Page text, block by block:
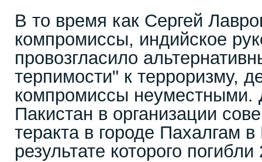
В то время как Сергей
компромиссы, индийское
провозгласило
терпимости" к терроризму,
компромиссы неуместными.
Пакистан в организации
теракта в городе Пахалгам
результате которого